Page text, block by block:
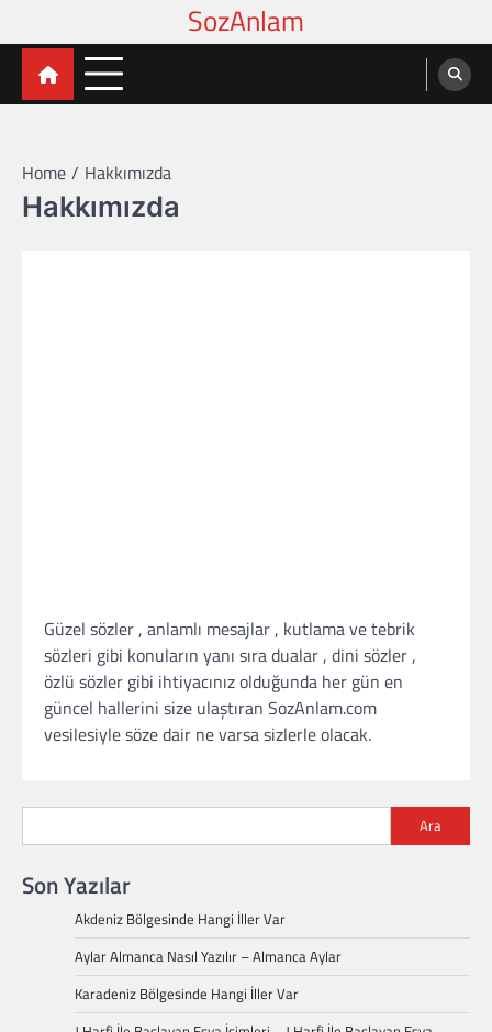
to
content
Home Hakkımızda
Hakkımızda
Güzel sözler , anlamlı mesajlar , kutlama ve tebrik
sözleri gibi konuların yanı sıra dualar , dini sözler ,
özlü sözler gibi ihtiyacınız olduğunda her gün en
güncel hallerini size ulaştıran SozAnlam.com
vesilesiyle söze dair ne varsa sizlerle olacak.
Ara
Son Yazılar
Akdeniz Bölgesinde Hangi İller Var
Aylar Almanca Nasıl Yazılır – Almanca Aylar
Karadeniz Bölgesinde Hangi İller Var